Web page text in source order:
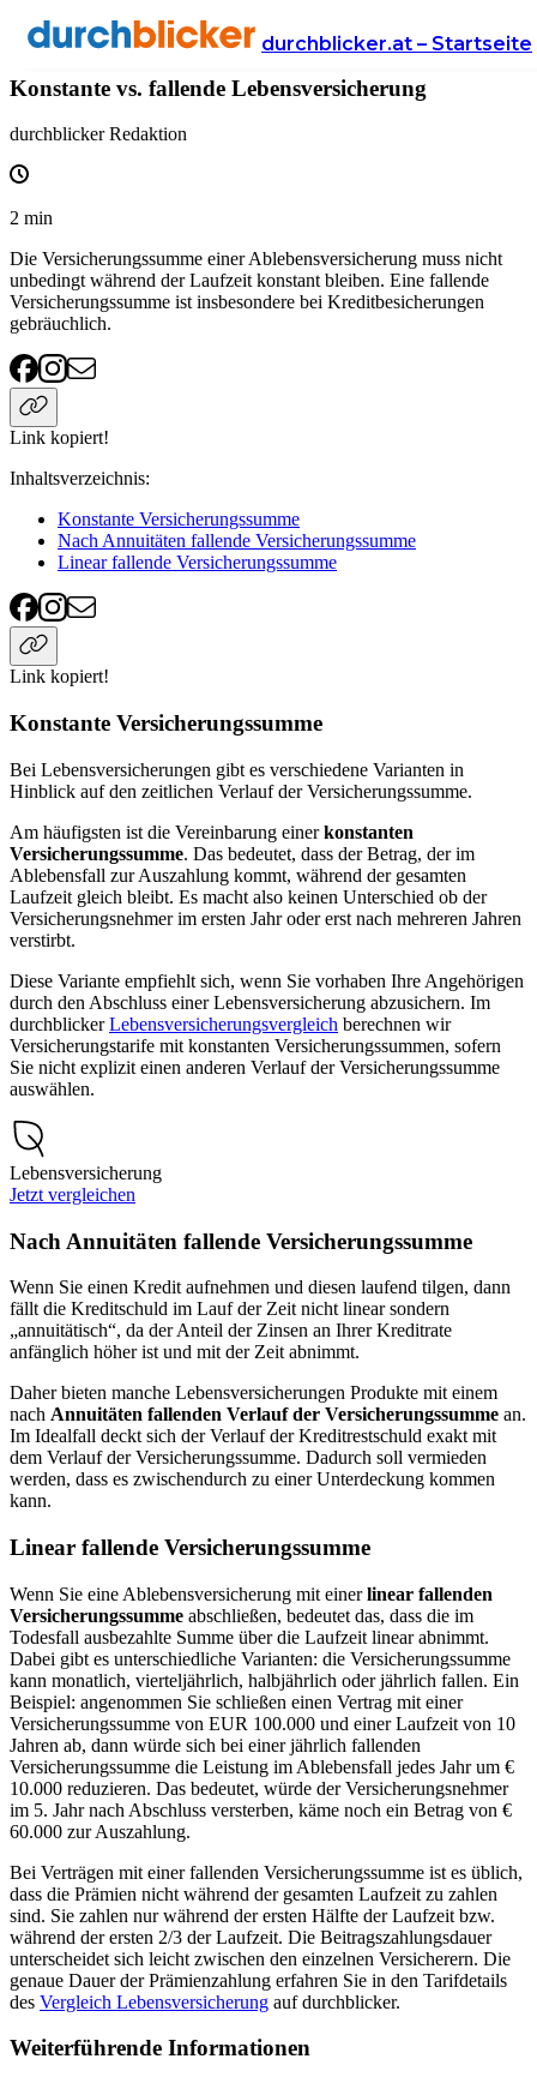
durchblicker.at – Startseite
Wissen Versicherung lebensversicherung
Konstante vs. fallende Lebensversicherung
durchblicker Redaktion
2 min
Die Versicherungssumme einer Ablebensversicherung muss nicht
unbedingt während der Laufzeit konstant bleiben. Eine fallende
Versicherungssumme ist insbesondere bei Kreditbesicherungen
gebräuchlich.
Link kopiert!
Inhaltsverzeichnis:
Konstante Versicherungssumme
Nach Annuitäten fallende Versicherungssumme
Linear fallende Versicherungssumme
Link kopiert!
Konstante Versicherungssumme
Bei Lebensversicherungen gibt es verschiedene Varianten in
Hinblick auf den zeitlichen Verlauf der Versicherungssumme.
Am häufigsten ist die Vereinbarung einerkonstanten
Versicherungssumme. Das bedeutet, dass der Betrag, der im
Ablebensfall zur Auszahlung kommt, während der gesamten
Laufzeit gleich bleibt. Es macht also keinen Unterschied ob der
Versicherungsnehmer im ersten Jahr oder erst nach mehreren Jahren
verstirbt.
Diese Variante empfiehlt sich, wenn Sie vorhaben Ihre Angehörigen
durch den Abschluss einer Lebensversicherung abzusichern. Im
durchblickerLebensversicherungsvergleich berechnen wir
Versicherungstarife mit konstanten Versicherungssummen, sofern
Sie nicht explizit einen anderen Verlauf der Versicherungssumme
auswählen.
Lebensversicherung
Jetzt vergleichen
Nach Annuitäten fallende Versicherungssumme
Wenn Sie einen Kredit aufnehmen und diesen laufend tilgen, dann
fällt die Kreditschuld im Lauf der Zeit nicht linear sondern
„annuitätisch“, da der Anteil der Zinsen an Ihrer Kreditrate
anfänglich höher ist und mit der Zeit abnimmt.
Daher bieten manche Lebensversicherungen Produkte mit einem
nach Annuitäten fallenden Verlauf der Versicherungssumme an.
Im Idealfall deckt sich der Verlauf der Kreditrestschuld exakt mit
dem Verlauf der Versicherungssumme. Dadurch soll vermieden
werden, dass es zwischendurch zu einer Unterdeckung kommen
kann.
Linear fallende Versicherungssumme
Wenn Sie eine Ablebensversicherung mit einerlinear fallenden
Versicherungssumme abschließen, bedeutet das, dass die im
Todesfall ausbezahlte Summe über die Laufzeit linear abnimmt.
Dabei gibt es unterschiedliche Varianten: die Versicherungssumme
kann monatlich, vierteljährlich, halbjährlich oder jährlich fallen. Ein
Beispiel: angenommen Sie schließen einen Vertrag mit einer
Versicherungssumme von EUR 100.000 und einer Laufzeit von 10
Jahren ab, dann würde sich bei einer jährlich fallenden
Versicherungssumme die Leistung im Ablebensfall jedes Jahr um €
10.000 reduzieren. Das bedeutet, würde der Versicherungsnehmer
im 5. Jahr nach Abschluss versterben, käme noch ein Betrag von €
60.000 zur Auszahlung.
Bei Verträgen mit einer fallenden Versicherungssumme ist es üblich,
dass die Prämien nicht während der gesamten Laufzeit zu zahlen
sind. Sie zahlen nur während der ersten Hälfte der Laufzeit bzw.
während der ersten 2/3 der Laufzeit. Die Beitragszahlungsdauer
unterscheidet sich leicht zwischen den einzelnen Versicherern. Die
genaue Dauer der Prämienzahlung erfahren Sie in den Tarifdetails
des Vergleich Lebensversicherung auf durchblicker.
Weiterführende Informationen